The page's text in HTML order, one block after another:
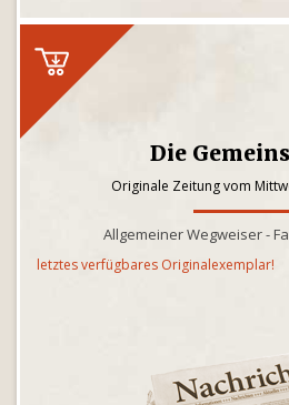
Die
Originale Zeitung vom
Allgemeiner Wegweiser -
letztes verfügbares Originalexemplar!